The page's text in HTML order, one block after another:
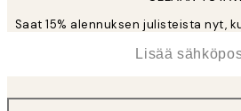
Saat 15% alennuksen julisteista nyt,